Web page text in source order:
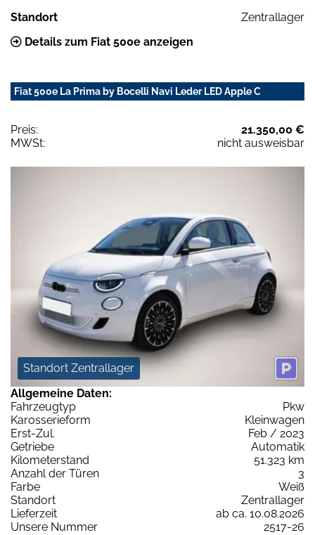
Standort
Zentrallager
Details zum Fiat 500e anzeigen
Fiat 500e La Prima by Bocelli Navi Leder LED Apple C
Preis:
21.350,00 €
MWSt:
nicht ausweisbar
Standort Zentrallager
Allgemeine Daten:
Fahrzeugtyp
Pkw
Karosserieform
Kleinwagen
Erst-Zul.
Feb / 2023
Getriebe
Automatik
Kilometerstand
51.323 km
Anzahl der Türen
3
Farbe
Weiß
Standort
Zentrallager
Lieferzeit
ab ca. 10.08.2026
Unsere Nummer
2517-26